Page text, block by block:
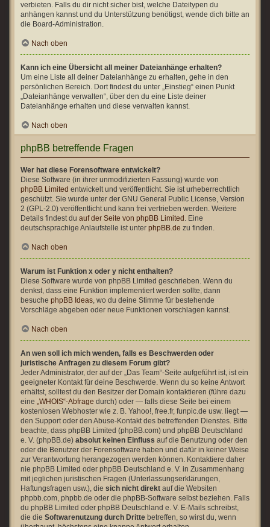
verbieten. Falls du dir nicht sicher bist, welche Dateitypen du
anhängen kannst und du Unterstützung benötigst, wende dich bitte an
die Board-Administration.
Nach oben
Kann ich eine Übersicht all meiner Dateianhänge erhalten?
Um eine Liste all deiner Dateianhänge zu erhalten, gehe in den
persönlichen Bereich. Dort findest du unter „Einstieg“ einen Punkt
„Dateianhänge verwalten“, über den du eine Liste deiner
Dateianhänge erhalten und diese verwalten kannst.
Nach oben
phpBB betreffende Fragen
Wer hat diese Forensoftware entwickelt?
Diese Software (in ihrer unmodifizierten Fassung) wurde von
phpBB Limited entwickelt und veröffentlicht. Sie ist urheberrechtlich
geschützt. Sie wurde unter der GNU General Public License, Version
2 (GPL-2.0) veröffentlicht und kann frei vertrieben werden. Weitere
Details findest du auf der Seite von phpBB Limited . Eine
deutschsprachige Anlaufstelle ist unter phpBB.de zu finden.
Nach oben
Warum ist Funktion x oder y nicht enthalten?
Diese Software wurde von phpBB Limited geschrieben. Wenn du
denkst, dass eine Funktion implementiert werden sollte, dann
besuche phpBB Ideas, wo du deine Stimme für bestehende
Vorschläge abgeben oder neue Funktionen vorschlagen kannst.
Nach oben
An wen soll ich mich wenden, falls es Beschwerden oder
juristische Anfragen zu diesem Forum gibt?
Jeder Administrator, der auf der „Das Team“-Seite aufgeführt ist, ist ein
geeigneter Kontakt für deine Beschwerde. Wenn du so keine Antwort
erhältst, solltest du den Besitzer der Domain kontaktieren (führe dazu
eine „WHOIS“-Abfrage durch) oder — falls diese Seite bei einem
kostenlosen Webhoster wie z. B. Yahoo!, free.fr, funpic.de usw. liegt —
den Support oder den Abuse-Kontakt des betreffenden Dienstes. Bitte
beachte, dass phpBB Limited (phpBB.com) und phpBB Deutschland
e. V. (phpBB.de) absolut keinen Einfluss auf die Benutzung oder den
oder die Benutzer der Forensoftware haben und dafür in keiner Weise
zur Verantwortung herangezogen werden können. Kontaktiere daher
nie phpBB Limited oder phpBB Deutschland e. V. in Zusammenhang
mit jeglichen juristischen Fragen (Unterlassungserklärungen,
Haftungsfragen usw.), die sich nicht direkt auf die Websiten
phpbb.com, phpbb.de oder die phpBB-Software selbst beziehen. Falls
du phpBB Limited oder phpBB Deutschland e. V. E-Mails schreibst,
die die Softwarenutzung durch Dritte betreffen, so wirst du, wenn